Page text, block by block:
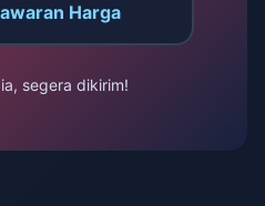
Harga
segera dikirim!